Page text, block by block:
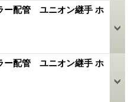
配管 ユニオン継手 ホ
配管 ユニオン継手 ホ